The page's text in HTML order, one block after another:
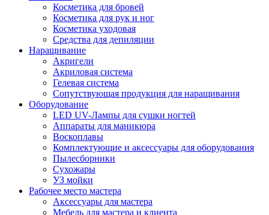
Косметика для бровей
Косметика для рук и ног
Косметика уходовая
Средства для депиляции
Наращивание
Акригели
Акриловая система
Гелевая система
Сопутствующая продукция для наращивания
Оборудование
LED UV-Лампы для сушки ногтей
Аппараты для маникюра
Воскоплавы
Комплектующие и аксессуары для оборудования
Пылесборники
Сухожары
УЗ мойки
Рабочее место мастера
Аксессуары для мастера
Мебель для мастера и клиента